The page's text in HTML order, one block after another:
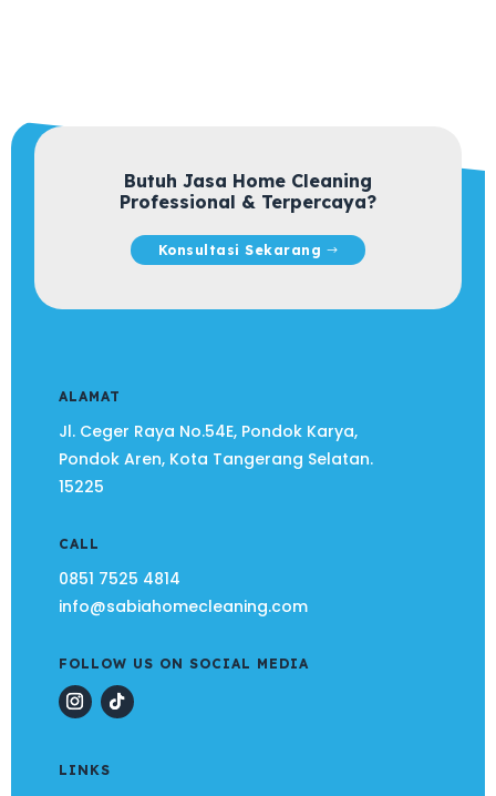
Butuh Jasa Home Cleaning
Professional & Terpercaya?
Konsultasi Sekarang
ALAMAT
Jl. Ceger Raya No.54E, Pondok Karya,
Pondok Aren, Kota Tangerang Selatan.
15225
CALL
0851 7525 4814
info@sabiahomecleaning.com
FOLLOW US ON SOCIAL MEDIA
LINKS